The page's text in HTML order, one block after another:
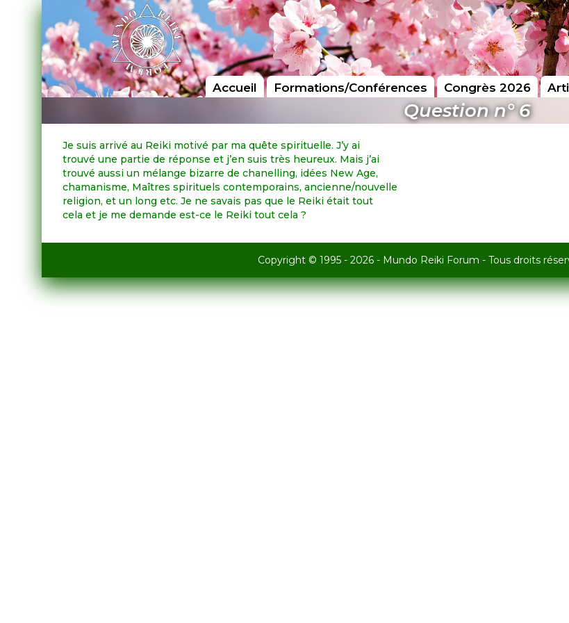
Accueil Formations/Conférences Congrès 2026
Question n° 6
Je suis arrivé au Reiki motivé par ma quête spirituelle. J’y ai
trouvé une partie de réponse et j’en suis très heureux. Mais j’ai
trouvé aussi un mélange bizarre de chanelling, idées New Age,
chamanisme, Maîtres spirituels contemporains, ancienne/nouvelle
religion, et un long etc. Je ne savais pas que le Reiki était tout
cela et je me demande est-ce le Reiki tout cela ?
Copyright © 1995 - 2026 - Mundo Reiki Forum - Tous droits